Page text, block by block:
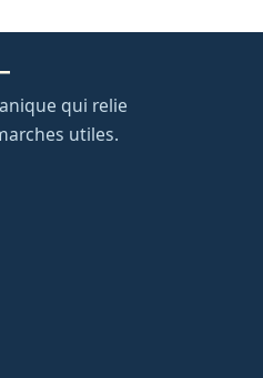
qui relie
utiles.